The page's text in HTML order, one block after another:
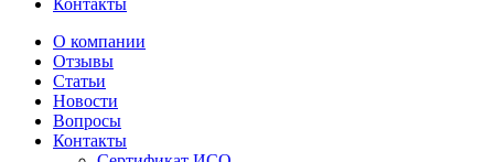
Контакты
О компании
Отзывы
Статьи
Новости
Вопросы
Контакты